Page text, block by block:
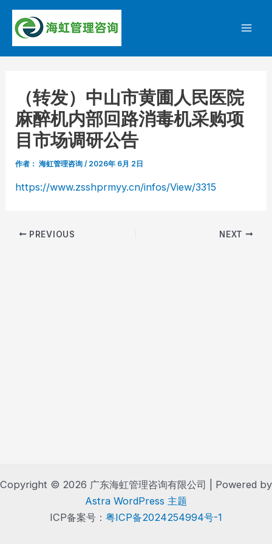
容
（转发）中山市黄圃人民医院
麻醉机内部回路消毒机采购项
目市场调研公告
作者： 海虹管理咨询/ 2026年 6月 2日
https://www.zsshprmyy.cn/infos/View/3315
Post PREVIOUS NEXT
Copyright © 2026 广东海虹管理咨询有限公司 | Powered by
Astra WordPress 主题
ICP备案号： 粤ICP备2024254994号-1